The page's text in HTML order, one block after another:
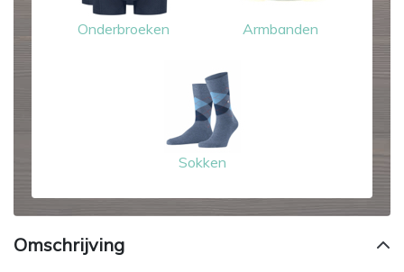
Onderbroeken Armbanden
Sokken
Omschrijving